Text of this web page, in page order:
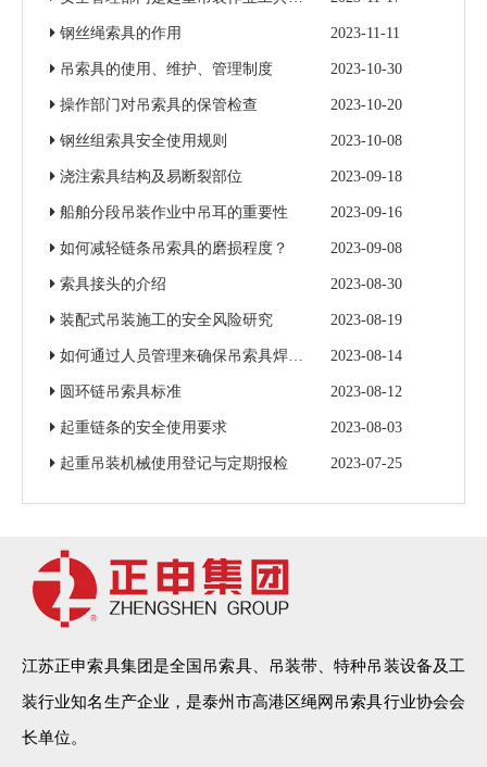
钢丝绳索具的作用 2023-11-11
吊索具的使用、维护、管理制度 2023-10-30
操作部门对吊索具的保管检查 2023-10-20
钢丝组索具安全使用规则 2023-10-08
浇注索具结构及易断裂部位 2023-09-18
船舶分段吊装作业中吊耳的重要性 2023-09-16
如何减轻链条吊索具的磨损程度？ 2023-09-08
索具接头的介绍 2023-08-30
装配式吊装施工的安全风险研究 2023-08-19
如何通过人员管理来确保吊索具焊接质量 2023-08-14
圆环链吊索具标准 2023-08-12
起重链条的安全使用要求 2023-08-03
起重吊装机械使用登记与定期报检 2023-07-25
江苏正申索具集团是全国吊索具、吊装带、特种吊装设备及工
装行业知名生产企业，是泰州市高港区绳网吊索具行业协会会
长单位。